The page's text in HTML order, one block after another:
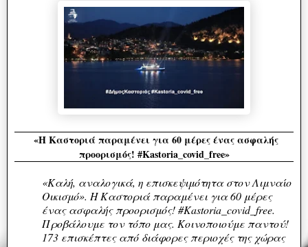
«Η Καστοριά παραμένει για 60 μέρες ένας ασφαλής
προορισμός! #Kastoria_covid_free»
«Καλή, αναλογικά, η επισκεψιμότητα στον Λιμναίο
Οικισμό». Η Καστοριά παραμένει για 60 μέρες
ένας ασφαλής προορισμός! #Kastoria_covid_free.
Προβάλουμε τον τόπο μας. Κοινοποιούμε παντού!
173 επισκέπτες από διάφορες περιοχές της χώρας